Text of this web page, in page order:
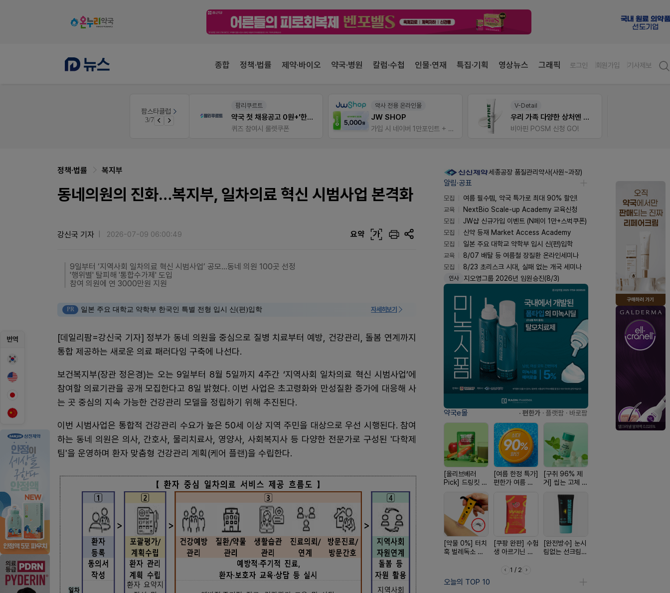
종합 정책·법률 제약·바이오 약국·병원 칼럼·수첩 인물·연재 특집·기획 영상뉴스 그래픽 로그인 회원가입 기사제보
팜스타클럽
3/7
이달의 약국 신제품(8월호)
팜리쿠르트
약국 첫 채용공고 0원+'한번 더' 무료 연장
퀴즈 참여시 룰렛쿠폰
약사 전용 온라인몰
JW SHOP
가입 시 네이버 1만포인트 + 스벅쿠폰
V-Detail
우리 가족 다양한 상처엔 비아핀!
비아핀 POSM 신청 GO!
번역
정책·법률 복지부
동네의원의 진화…복지부, 일차의료 혁신 시범사업 본격화
강신국 기자 2026-07-09 06:00:49 요약 가
9일부터 ‘지역사회 일차의료 혁신 시범사업’ 공모…동네 의원 100곳 선정
'행위별' 탈피해 '통합수가제' 도입
참여 의원에 연 3000만원 지원
PR 일본 주요 대학교 약학부 한국인 특별 전형 입시 신(편)입학 자세히보기
[데일리팜=강신국 기자] 정부가 동네 의원을 중심으로 질병 치료부터 예방, 건강관리, 돌봄 연계까지
통합 제공하는 새로운 의료 패러다임 구축에 나선다.
보건복지부(장관 정은경)는 오는 9일부터 8월 5일까지 4주간 ‘지역사회 일차의료 혁신 시범사업’에
참여할 의료기관을 공개 모집한다고 8일 밝혔다. 이번 사업은 초고령화와 만성질환 증가에 대응해 사
는 곳 중심의 지속 가능한 건강관리 모델을 정립하기 위해 추진된다.
이번 시범사업은 통합적 건강관리 수요가 높은 50세 이상 지역 주민을 대상으로 우선 시행된다. 참여
하는 동네 의원은 의사, 간호사, 물리치료사, 영양사, 사회복지사 등 다양한 전문가로 구성된 '다학제
팀'을 운영하며 환자 맞춤형 건강관리 계획(케어 플랜)을 수립한다.
세종공장 품질관리약사(사원~과장)
알림·공표
모집
여름 필수템, 약국 특가로 최대 90% 할인!
교육
NextBio Scale-up Academy 교육신청
모집
JW샵 신규가입 이벤트 (N페이 1만+스벅쿠폰)
모집
신약 등재 Market Access Academy
모집
일본 주요 대학교 약학부 입시 신(편)입학
교육
8/07 배탈 등 여름철 장질환 온라인세미나
모집
8/23 초리스크 시대, 실패 없는 개국 세미나
인사 지오영그룹 2026년 임원승진(8/3)
약국e몰 · 편한가 · 플랫팜 · 바로팜
[올리브베러
Pick] 드링킷 건
[여름 한정 특가]
편한가 여름 쿨
템 싹쓰리)
[구취 96% 제
거] 씹는 고체 가
[약물 0%] 터치
훅 벌레독소 흡
[쿠팡 완판] 수험
생 아르기닌 에
[완전방수] 눈시
림없는 선크림
1 / 2
오늘의 TOP 10